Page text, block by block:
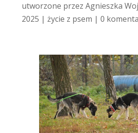
utworzone przez Agnieszka
2025 | życie z psem | 0